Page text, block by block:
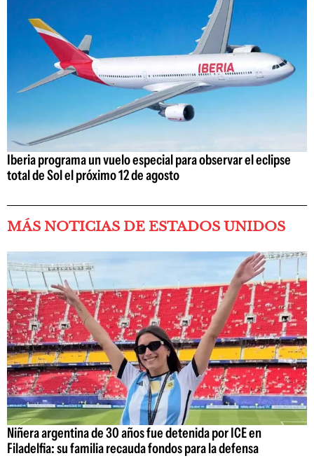
Iberia programa un vuelo especial para observar el eclipse
total de Sol el próximo 12 de agosto
MÁS NOTICIAS DE ESTADOS UNIDOS
Niñera argentina de 30 años fue detenida por ICE en
Filadelfia: su familia recauda fondos para la defensa